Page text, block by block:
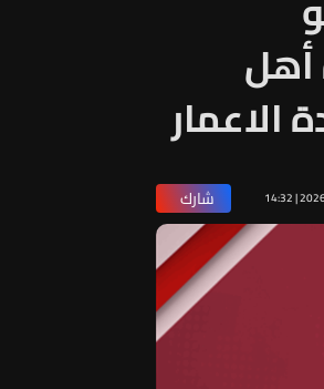
أهل
الاعمار
2026- شارك